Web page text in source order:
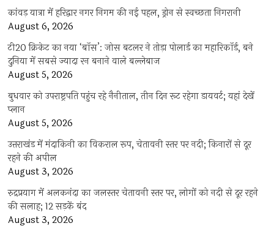
कांवड़ यात्रा में हरिद्वार नगर निगम की नई पहल, ड्रोन से स्वच्छता निगरानी
August 6, 2026
टी20 क्रिकेट का नया ‘बॉस’: जोस बटलर ने तोड़ा पोलार्ड का महारिकॉर्ड, बने
दुनिया में सबसे ज्यादा रन बनाने वाले बल्लेबाज
August 5, 2026
बुधवार को उपराष्ट्रपति पहुंच रहे नैनीताल, तीन दिन रूट रहेगा डायवर्ट; यहां देखें
प्‍लान
August 5, 2026
उत्तराखंड में मंदाकिनी का विकराल रूप, चेतावनी स्तर पर नदी; किनारों से दूर
रहने की अपील
August 3, 2026
रुद्रप्रयाग में अलकनंदा का जलस्तर चेतावनी स्तर पर, लोगों को नदी से दूर रहने
की सलाह; 12 सड़कें बंद
August 3, 2026